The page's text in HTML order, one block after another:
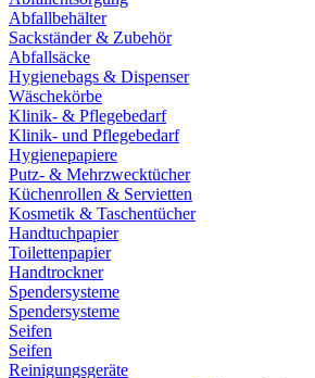
Abfallbehälter
Sackständer & Zubehör
Abfallsäcke
Hygienebags & Dispenser
Wäschekörbe
Klinik- & Pflegebedarf
Klinik- und Pflegebedarf
Hygienepapiere
Putz- & Mehrzwecktücher
Küchenrollen & Servietten
Kosmetik & Taschentücher
Handtuchpapier
Toilettenpapier
Handtrockner
Spendersysteme
Spendersysteme
Seifen
Seifen
Reinigungsgeräte